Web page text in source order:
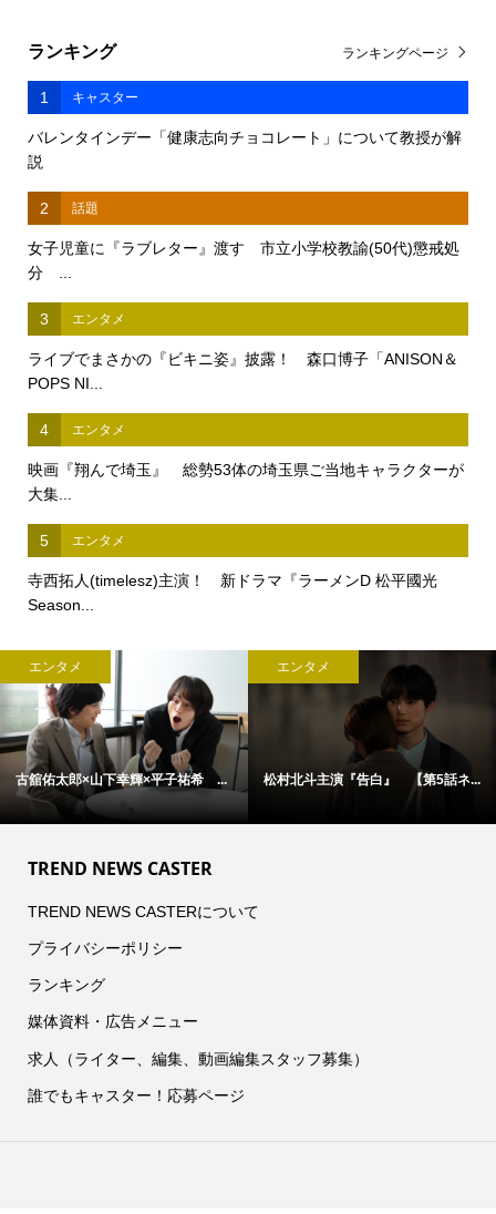
ランキング
1 キャスター
バレンタインデー「健康志向チョコレート」について教授が解
説
2 話題
女子児童に『ラブレター』渡す 市立小学校教諭(50代)懲戒処
分 ...
3 エンタメ
ライブでまさかの『ビキニ姿』披露！ 森口博子「ANISON＆
POPS NI...
4 エンタメ
映画『翔んで埼玉』 総勢53体の埼玉県ご当地キャラクターが
大集...
5 エンタメ
寺西拓人(timelesz)主演！ 新ドラマ『ラーメンD 松平國光
Season...
ランキングページ
エンタメ
古舘佑太郎×山下幸輝×平子祐希 ...
エンタメ
松村北斗主演『告白』 【第5話ネ...
TREND NEWS CASTER
TREND NEWS CASTERについて
プライバシーポリシー
ランキング
媒体資料・広告メニュー
求人（ライター、編集、動画編集スタッフ募集）
誰でもキャスター！応募ページ